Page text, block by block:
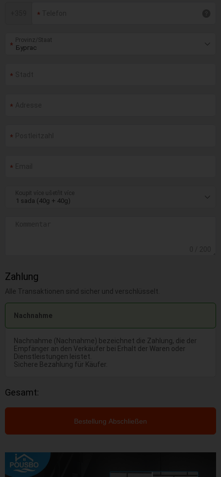
Provinz/Staat
Koupit více ušetřit více
Zahlung
Alle Transaktionen sind sicher und verschlüsselt.
Nachnahme
Nachnahme (Nachnahme) bezeichnet die Zahlung, die der
Empfänger an den Verkäufer bei Erhalt der Waren oder
Dienstleistungen leistet.
Sichere Bezahlung für Käufer.
Gesamt:
Bestellung Abschließen